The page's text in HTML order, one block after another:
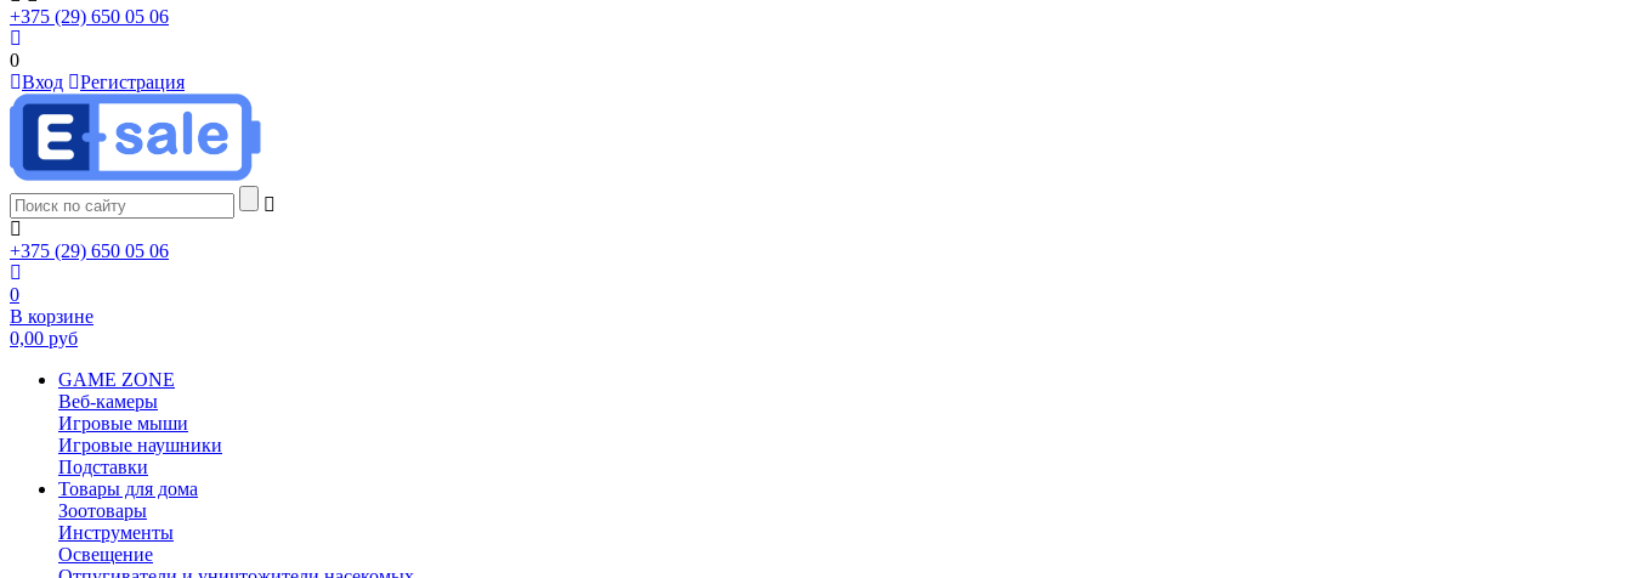
+375 (29) 650 05 06
0
Вход
Регистрация
+375 (29) 650 05 06
0
В корзине
0,00 руб
GAME ZONE
Веб-камеры
Игровые мыши
Игровые наушники
Подставки
Товары для дома
Зоотовары
Инструменты
Освещение